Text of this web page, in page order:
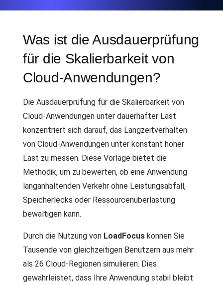
Was ist die Ausdauerprüfung
für die Skalierbarkeit von
Cloud-Anwendungen?
Die Ausdauerprüfung für die Skalierbarkeit von
Cloud-Anwendungen unter dauerhafter Last
konzentriert sich darauf, das Langzeitverhalten
von Cloud-Anwendungen unter konstant hoher
Last zu messen. Diese Vorlage bietet die
Methodik, um zu bewerten, ob eine Anwendung
langanhaltenden Verkehr ohne Leistungsabfall,
Speicherlecks oder Ressourcenüberlastung
bewältigen kann.
Durch die Nutzung von LoadFocus können Sie
Tausende von gleichzeitigen Benutzern aus mehr
als 26 Cloud-Regionen simulieren. Dies
gewährleistet, dass Ihre Anwendung stabil bleibt